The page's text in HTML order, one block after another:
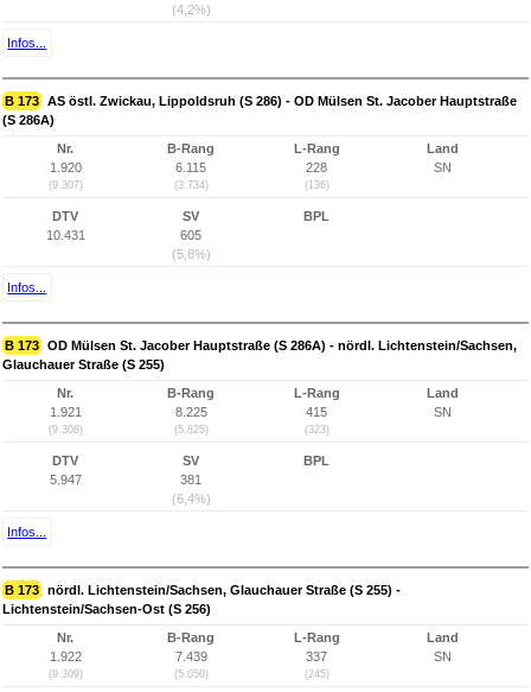
(4,2%)
Infos...
B 173 AS östl. Zwickau, Lippoldsruh (S 286) - OD Mülsen St. Jacober Hauptstraße
(S 286A)
Nr.
1.920
(9.307)
B-Rang
6.115
(3.734)
L-Rang
228
(136)
Land
SN
DTV
10.431
SV
605
(5,8%)
BPL
Infos...
B 173 OD Mülsen St. Jacober Hauptstraße (S 286A) - nördl. Lichtenstein/Sachsen,
Glauchauer Straße (S 255)
Nr.
1.921
(9.308)
B-Rang
8.225
(5.825)
L-Rang
415
(323)
Land
SN
DTV
5.947
SV
381
(6,4%)
BPL
Infos...
B 173 nördl. Lichtenstein/Sachsen, Glauchauer Straße (S 255) -
Lichtenstein/Sachsen-Ost (S 256)
Nr.
1.922
(9.309)
B-Rang
7.439
(5.050)
L-Rang
337
(245)
Land
SN